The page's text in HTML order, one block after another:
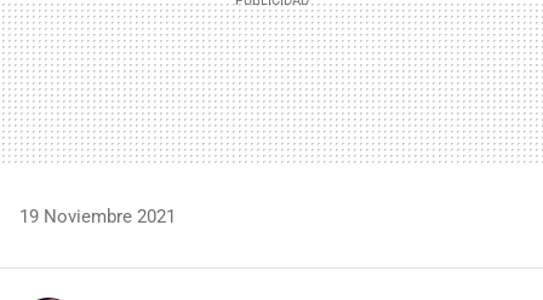
19 Noviembre 2021